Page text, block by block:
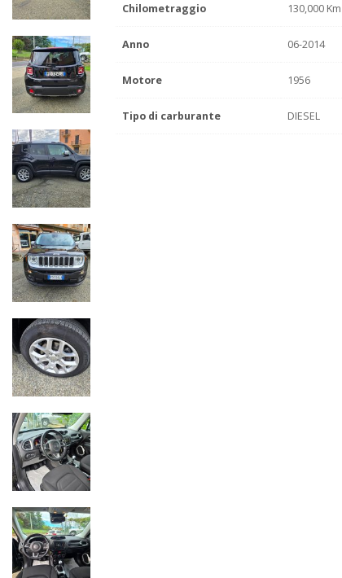
Chilometraggio 130,000 Km
Anno 06-2014
Motore 1956
Tipo di carburante DIESEL